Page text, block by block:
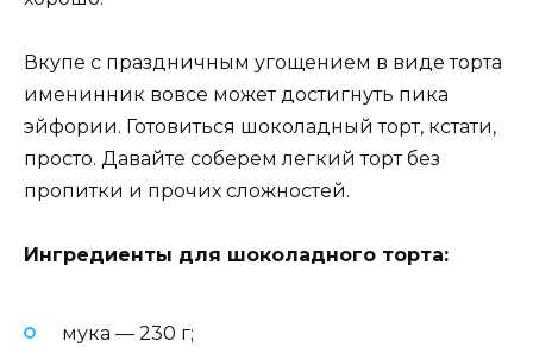
Вкупе с праздничным угощением в виде торта
именинник вовсе может достигнуть пика
эйфории. Готовиться шоколадный торт, кстати,
просто. Давайте соберем легкий торт без
пропитки и прочих сложностей.
Ингредиенты для шоколадного торта:
мука — 230 г;